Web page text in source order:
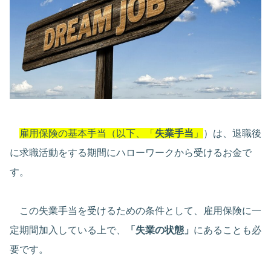
雇用保険の基本手当（以下、「 失業手当 」
）は、退職後
に求職活動をする期間にハローワークから受けるお金で
す。
この失業手当を受けるための条件として、雇用保険に一
定期間加入している上で、
「失業の状態」 にあることも必
要です。